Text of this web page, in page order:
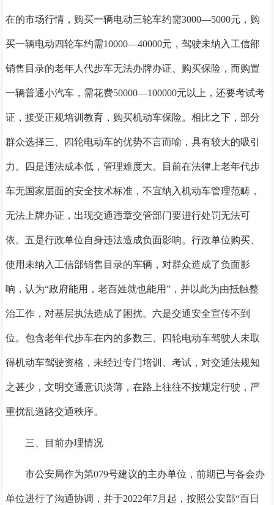
在的市场行情，购买一辆电动三轮车约需3000—5000元，购
买一辆电动四轮车约需10000—40000元，驾驶未纳入工信部
销售目录的老年人代步车无法办牌办证、购买保险，而购置
一辆普通小汽车，需花费50000—100000元以上，还要考试考
证，接受正规培训教育，购买机动车保险。相比之下，部分
群众选择三、四轮电动车的优势不言而喻，具有较大的吸引
力。 四是违法成本低，管理难度大。 目前在法律上老年代步
车无国家层面的安全技术标准，不宜纳入机动车管理范畴，
无法上牌办证，出现交通违章交管部门要进行处罚无法可
依。 五是行政单位自身违法造成负面影响。行政单位购买、
使用 未纳入工信部销售目录的车辆， 对群众造成了负面影
响，认为“政府能用，老百姓就也能用”，并以此为由抵触整
治工作，对基层执法造成了困扰。 六是交通安全宣传不到
位。包含老年代步车在内的多数三、四轮电动车驾驶人未取
得机动车驾驶资格，未经过专门培训、考试，对交通法规知
之甚少，文明交通意识淡薄，在路上往往不按规定行驶，严
重扰乱道路交通秩序。
三、目前办理情况
市公安局作为第079号建议的主办单位，前期已与各会办
单位进行了沟通协调，并于2022年7月起，按照公安部“百日